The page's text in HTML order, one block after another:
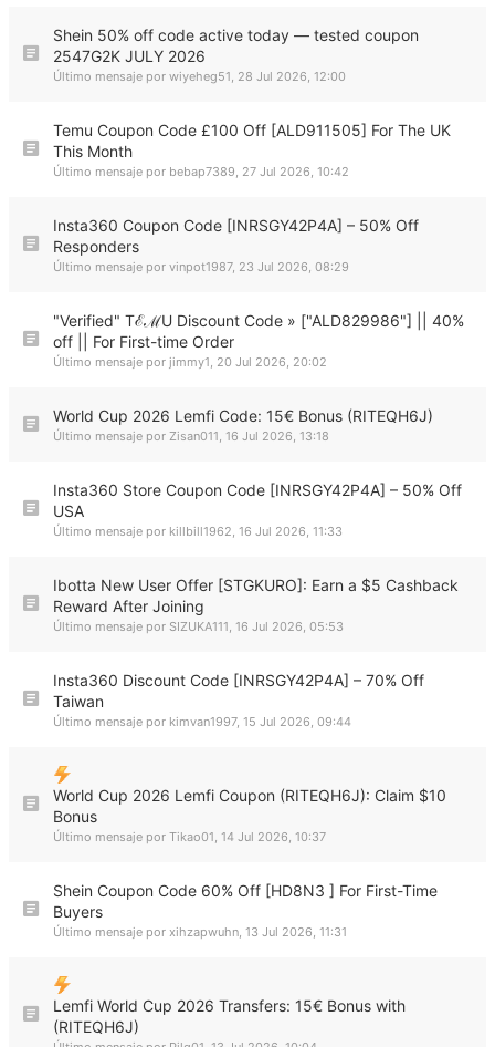
Shein 50% off code active today — tested coupon
2547G2K JULY 2026
Último mensaje por wiyeheg51, 28 Jul 2026, 12:00
Temu Coupon Code £100 Off [ALD911505] For The UK
This Month
Último mensaje por bebap7389, 27 Jul 2026, 10:42
Insta360 Coupon Code [INRSGY42P4A] – 50% Off
Responders
Último mensaje por vinpot1987, 23 Jul 2026, 08:29
"Verified" TℰℳU Discount Code » ["ALD829986"] || 40%
off || For First-time Order
Último mensaje por jimmy1, 20 Jul 2026, 20:02
World Cup 2026 Lemfi Code: 15€ Bonus (RITEQH6J)
Último mensaje por Zisan011, 16 Jul 2026, 13:18
Insta360 Store Coupon Code [INRSGY42P4A] – 50% Off
USA
Último mensaje por killbill1962, 16 Jul 2026, 11:33
Ibotta New User Offer [STGKURO]: Earn a $5 Cashback
Reward After Joining
Último mensaje por SIZUKA111, 16 Jul 2026, 05:53
Insta360 Discount Code [INRSGY42P4A] – 70% Off
Taiwan
Último mensaje por kimvan1997, 15 Jul 2026, 09:44
World Cup 2026 Lemfi Coupon (RITEQH6J): Claim $10
Bonus
Último mensaje por Tikao01, 14 Jul 2026, 10:37
Shein Coupon Code 60% Off [HD8N3 ] For First-Time
Buyers
Último mensaje por xihzapwuhn, 13 Jul 2026, 11:31
Lemfi World Cup 2026 Transfers: 15€ Bonus with
(RITEQH6J)